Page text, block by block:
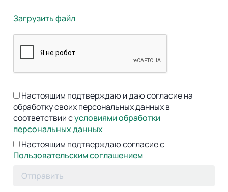
Загрузить файл
Настоящим подтверждаю и даю согласие на
обработку своих персональных данных в
соответствии сусловиями обработки
персональных данных
Настоящим подтверждаю согласие с
Пользовательским соглашением
Отправить